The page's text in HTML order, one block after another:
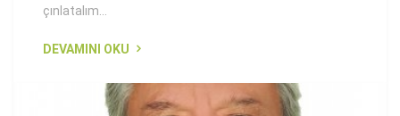
çınlatalım…
DEVAMINI OKU